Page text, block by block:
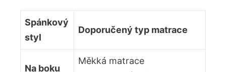
Spánkový
styl
Doporučený typ matrace
Na boku
Měkká matrace